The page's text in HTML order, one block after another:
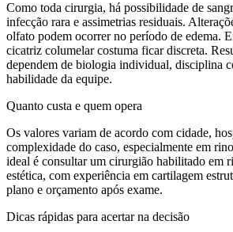
Como toda cirurgia, há possibilidade de
infecção rara e assimetrias residuais.
olfato podem ocorrer no período de edema.
cicatriz columelar costuma ficar discreta.
dependem de biologia individual, disciplina
habilidade da equipe.
Quanto custa e quem opera
Os valores variam de acordo com cidade,
complexidade do caso, especialmente em
ideal é consultar um cirurgião habilitado em
estética, com experiência em cartilagem
plano e orçamento após exame.
Dicas rápidas para acertar na decisão